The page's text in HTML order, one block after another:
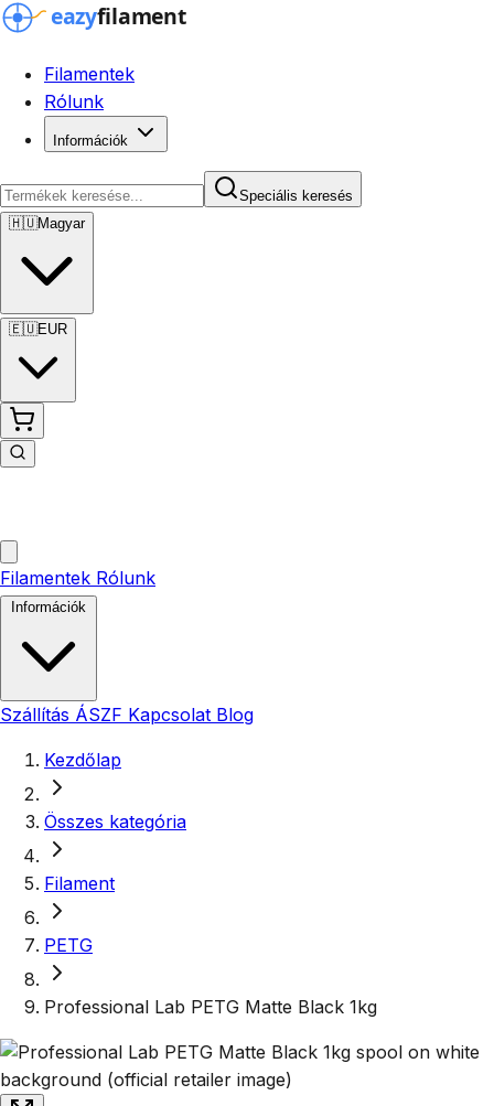
Filamentek
Rólunk
Információk
Speciális keresés
🇭🇺Magyar
🇪🇺EUR
Filamentek Rólunk
Szállítás ÁSZF Kapcsolat Blog
Kezdőlap
Összes kategória
Filament
PETG
Professional Lab PETG Matte Black 1kg